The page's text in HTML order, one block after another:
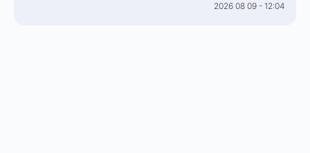
2026 08 09 - 12:04